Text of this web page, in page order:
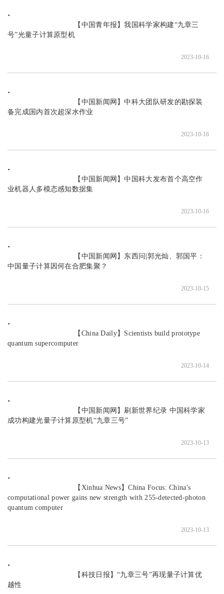
号”光量子计算原型机
2023-10-16
备完成国内首次超深水作业
2023-10-16
业机器人多模态感知数据集
2023-10-16
中国量子计算因何在合肥集聚？
2023-10-15
quantum supercomputer
2023-10-14
成功构建光量子计算原型机“九章三号”
2023-10-13
computational power gains new strength with 255-detected-photon
quantum computer
2023-10-13
越性